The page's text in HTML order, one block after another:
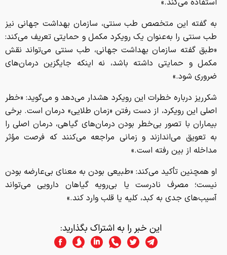
استفاده می‌کند.»
به گفته این متخصص طب سنتی، سازمان بهداشت جهانی نیز
طب سنتی را به‌عنوان یک رویکرد مکمل و حمایتی تعریف می‌کند:
«طبق گفته سازمان بهداشت جهانی، طب سنتی می‌تواند نقش
مکمل و حمایتی داشته باشد، نه اینکه جایگزین درمان‌های
ضروری شود.»
شکرریز درباره خطرات این رویکرد هشدار می‌دهد و می‌گوید: «خطر
اصلی این رویکرد، از دست رفتن «زمان طلایی» درمان است. برخی
بیماران با تصور بی‌خطر بودن درمان‌های گیاهی، درمان اصلی را
به تعویق می‌اندازند و زمانی مراجعه می‌کنند که فرصت مؤثر
مداخله از بین رفته است.»
او همچنین تأکید می‌کند: «طبیعی بودن به معنای بی‌عارضه بودن
نیست؛ مصرف نادرست یا بی‌رویه گیاهان دارویی می‌تواند
آسیب‌های جدی به کبد، کلیه یا قلب وارد کند.»
این خبر را به اشتراک بگذارید: